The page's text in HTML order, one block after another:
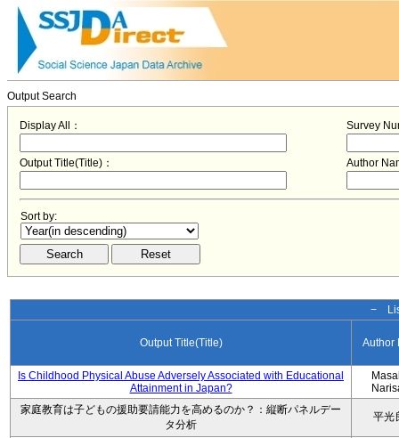
Output Search
Display All： Survey
Output Title(Title)： Author
Sort by:
−
Output Title(Title) Author
Is Childhood Physical Abuse Adversely Associated with Educational
Attainment in Japan?
家庭教育は子どもの援助要請能力を高めるのか？：縦断パネルデー
タ分析
平光